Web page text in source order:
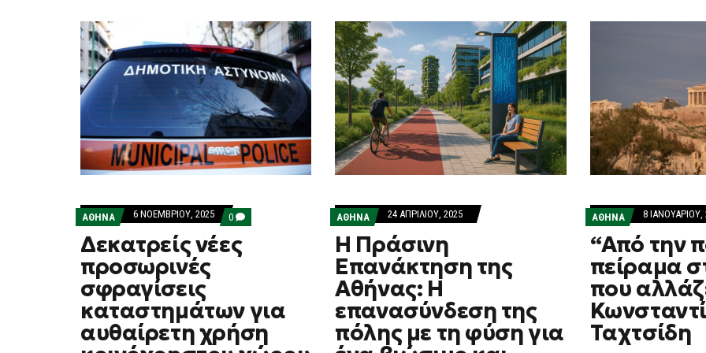
ΑΘΗΝΑ 6 ΝΟΕΜΒΡΊΟΥ, 2025 0 COMMENTS
ON
ΔΕΚΑΤΡΕΊΣ
ΝΈΕΣ
ΑΥΘΑΊΡΕΤΗ
ΧΡΉΣΗ
ΚΟΙΝΌΧΡΗΣΤΟΥ
ΧΏΡΟΥ
Δεκατρείς νέες
προσωρινές
σφραγίσεις
καταστημάτων για
αυθαίρετη χρήση
ΑΘΗΝΑ 24 ΑΠΡΙΛΊΟΥ, 2025
Η Πράσινη
Επανάκτηση της
Αθήνας: Η
επανασύνδεση της
πόλης με τη φύση για
ΑΘΗΝΑ 8 ΙΑΝΟΥΑΡΊΟΥ,
“Από την
πείραμα
που
Ταχτσίδη